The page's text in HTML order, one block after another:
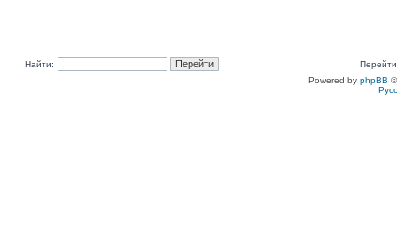
Найти:
Powered by phpBB